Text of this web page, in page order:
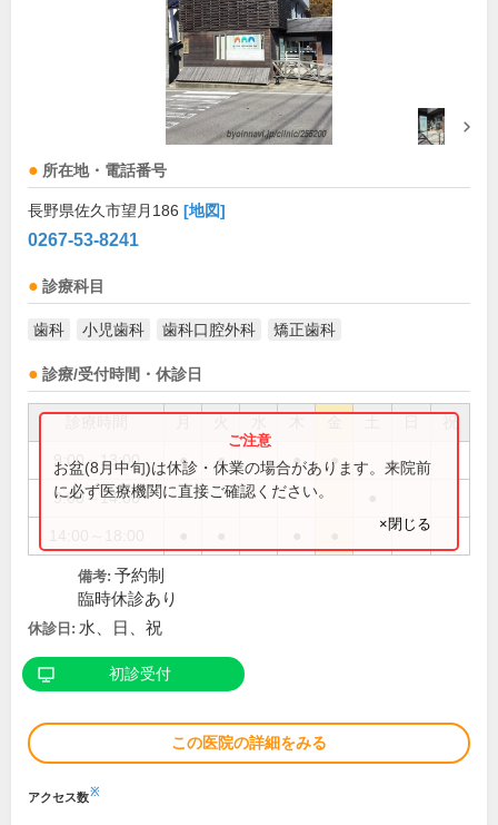
所在地・電話番号
長野県佐久市望月186 [地図]
0267-53-8241
診療科目
歯科 小児歯科 歯科口腔外科 矯正歯科
診療/受付時間・休診日
祝
9:00～13:00 ● ● ● ●
9:00～14:00
お盆(8月中旬)は休診・休業の場合があります。来院前
に必ず医療機関に直接ご確認ください。
×閉じる
備考: 予約制
臨時休診あり
休診日: 水、日、祝
初診受付
この医院の詳細をみる
アクセス数※